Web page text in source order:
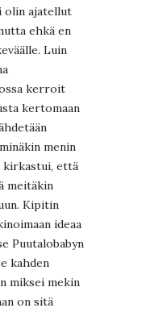
olin ajatellut
ehkä en
Luin
kerroit
kertomaan
menin
kirkastui, että
meitäkin
Kipitin
ideaa
Puutalobabyn
kahden
miksei mekin
on sitä